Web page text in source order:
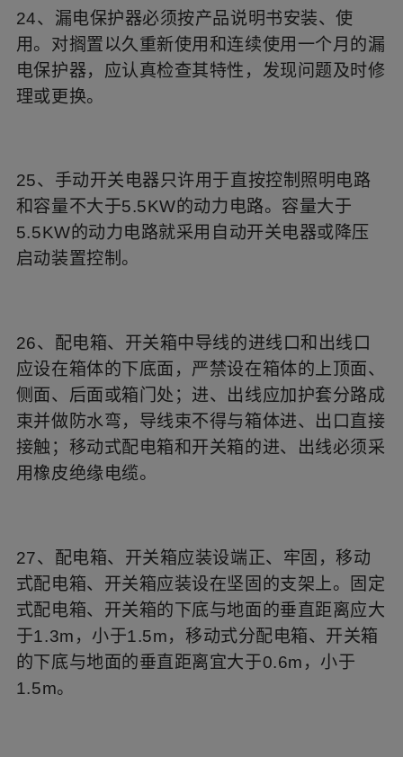
24、漏电保护器必须按产品说明书安装、使
用。对搁置以久重新使用和连续使用一个月的漏
电保护器，应认真检查其特性，发现问题及时修
理或更换。
25、手动开关电器只许用于直按控制照明电路
和容量不大于5.5KW的动力电路。容量大于
5.5KW的动力电路就采用自动开关电器或降压
启动装置控制。
26、配电箱、开关箱中导线的进线口和出线口
应设在箱体的下底面，严禁设在箱体的上顶面、
侧面、后面或箱门处；进、出线应加护套分路成
束并做防水弯，导线束不得与箱体进、出口直接
接触；移动式配电箱和开关箱的进、出线必须采
用橡皮绝缘电缆。
27、配电箱、开关箱应装设端正、牢固，移动
式配电箱、开关箱应装设在坚固的支架上。固定
式配电箱、开关箱的下底与地面的垂直距离应大
于1.3m，小于1.5m，移动式分配电箱、开关箱
的下底与地面的垂直距离宜大于0.6m，小于
1.5m。